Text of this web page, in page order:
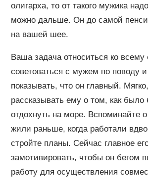
олигарха, то от такого мужика
можно дальше. Он до самой
на вашей шее.
Ваша задача относиться ко всему
советоваться с мужем по поводу
показывать, что он главный.
рассказывать ему о том, как
отдохнуть на море. Вспоминайте
жили раньше, когда работали
стройте планы. Сейчас главное
замотивировать, чтобы он бегом
работу для осуществления